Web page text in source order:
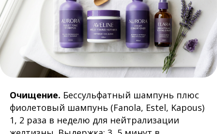
Очищение. Бессульфатный шампунь плюс
фиолетовый шампунь (Fanola, Estel, Kapous)
1, 2 раза в неделю для нейтрализации